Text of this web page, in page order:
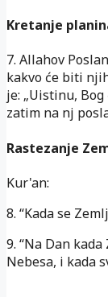
Kretanje
7. Allahov
kakvo će biti
je: „Uistinu,
zatim na nj
Rastezanje
Kur'an:
8. “Kada se
9. “Na Dan
Nebesa, i kada